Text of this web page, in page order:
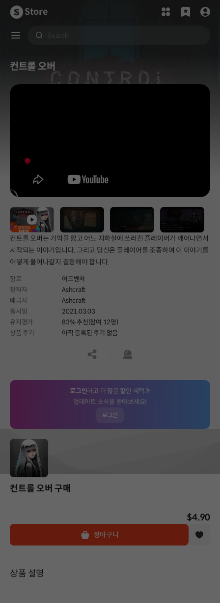
Store
컨트롤 오버
컨트롤 오버는 기억을 잃고 어느 지하실에 쓰러진 플레이어가 깨어나면서
시작되는 이야기입니다. 그리고 당신은 플레이어를 조종하여 이 이야기를
어떻게 풀어나갈지 결정해야 합니다.
장르
어드벤처
창작자
Ashcraft
배급사
Ashcraft
출시일
2021.03.03
유저평가
83% 추천(참여 12명)
상품 후기
아직 등록된 후기 없음
공유하기신고하기
로그인하고 더 많은 할인 혜택과
업데이트 소식을 받아보세요!
로그인
컨트롤 오버 구매
$4.90
장바구니
상품 설명